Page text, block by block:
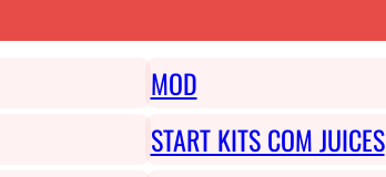
MOD
START KITS COM JUICES